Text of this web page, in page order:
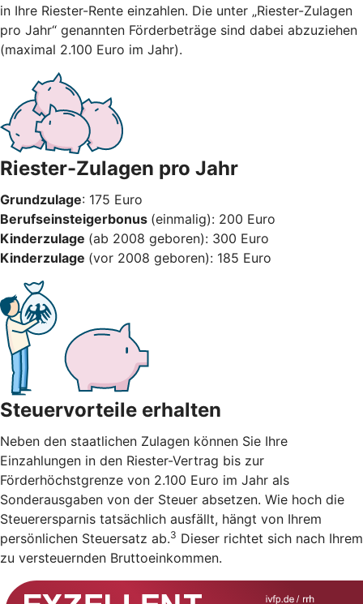
in Ihre Riester-Rente einzahlen. Die unter „Riester-Zulagen
pro Jahr“ genannten Förderbeträge sind dabei abzuziehen
(maximal 2.100 Euro im Jahr).
Riester-Zulagen pro Jahr
Grundzulage: 175 Euro
Berufseinsteigerbonus (einmalig): 200 Euro
Kinderzulage (ab 2008 geboren): 300 Euro
Kinderzulage (vor 2008 geboren): 185 Euro
Steuervorteile erhalten
Neben den staatlichen Zulagen können Sie Ihre
Einzahlungen in den Riester-Vertrag bis zur
Förderhöchstgrenze von 2.100 Euro im Jahr als
Sonderausgaben von der Steuer absetzen. Wie hoch die
Steuerersparnis tatsächlich ausfällt, hängt von Ihrem
persönlichen Steuersatz ab.3 Dieser richtet sich nach Ihrem
zu versteuernden Bruttoeinkommen.